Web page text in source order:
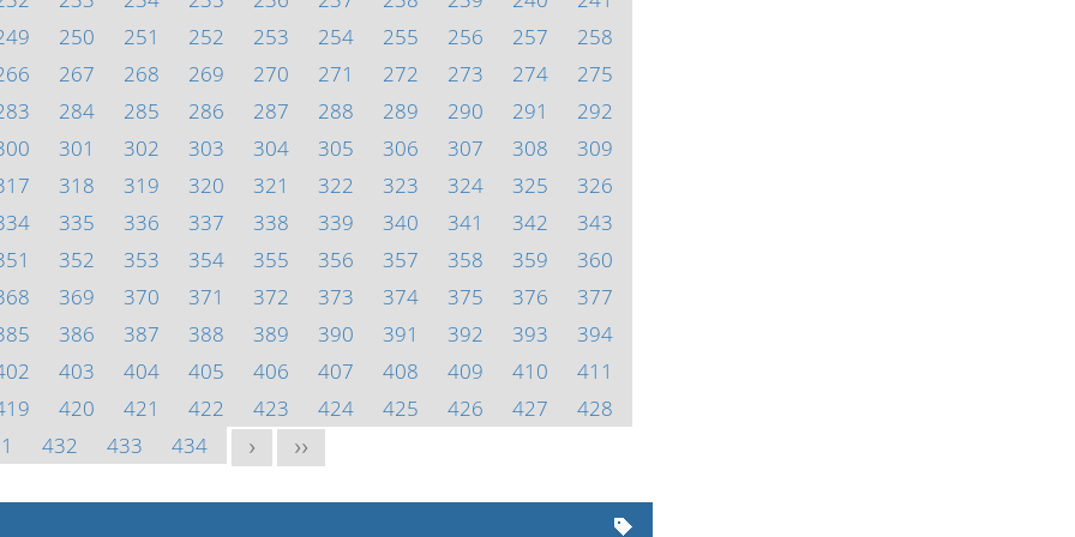
250 251 252 253 254 255 256 257
258
267 268 269 270 271 272 273 274
275
284 285 286 287 288 289 290 291
292
301 302 303 304 305 306 307 308
309
318 319 320 321 322 323 324 325
326
335 336 337 338 339 340 341 342
343
352 353 354 355 356 357 358 359
360
369 370 371 372 373 374 375 376
377
386 387 388 389 390 391 392 393
394
403 404 405 406 407 408 409 410
411
420 421 422 423 424 425 426 427
428
432 433 434 > >>